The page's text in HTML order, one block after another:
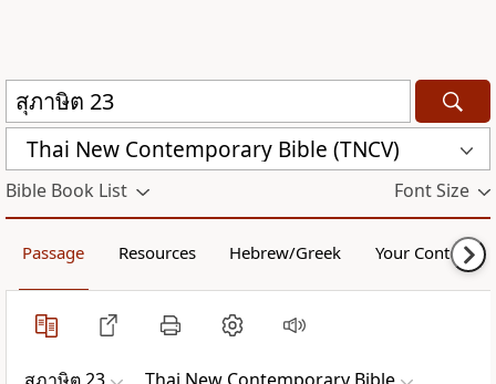
Thai New Contemporary Bible (TNCV)
Bible Book List Font Size
Passage Resources Hebrew/Greek Your Content